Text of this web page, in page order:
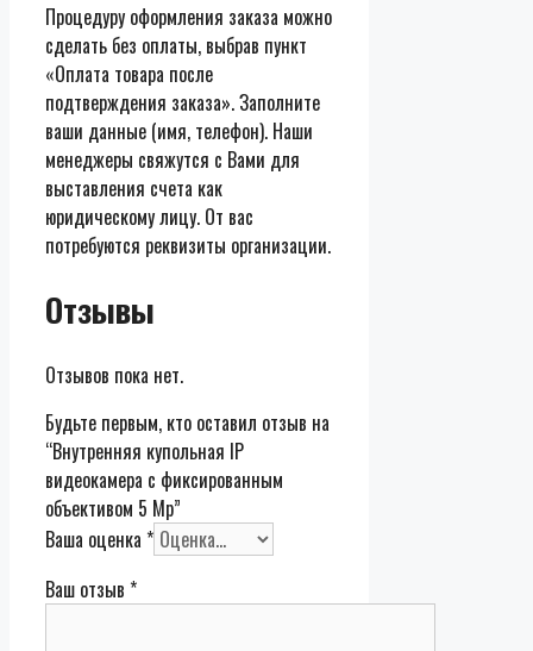
Процедуру оформления заказа можно
сделать без оплаты, выбрав пункт
«Оплата товара после
подтверждения заказа». Заполните
ваши данные (имя, телефон). Наши
менеджеры свяжутся с Вами для
выставления счета как
юридическому лицу. От вас
потребуются реквизиты организации.
Отзывы
Отзывов пока нет.
Будьте первым, кто оставил отзыв на
“Внутренняя купольная IP
видеокамера с фиксированным
объективом 5 Mp”
Ваша оценка *
Ваш отзыв *